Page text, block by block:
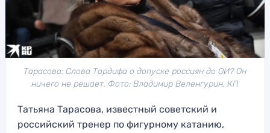
Тарасова: Слова Тардифа о допуске россиян до ОИ? Он
ничего не решает. Фото: Владимир Веленгурин, КП
Татьяна Тарасова, известный советский и
российский тренер по фигурному катанию,